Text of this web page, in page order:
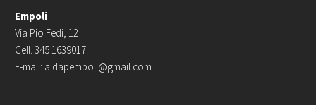
Empoli
Via Pio Fedi, 12
Cell. 345 1639017
E-mail: aidapempoli@gmail.com